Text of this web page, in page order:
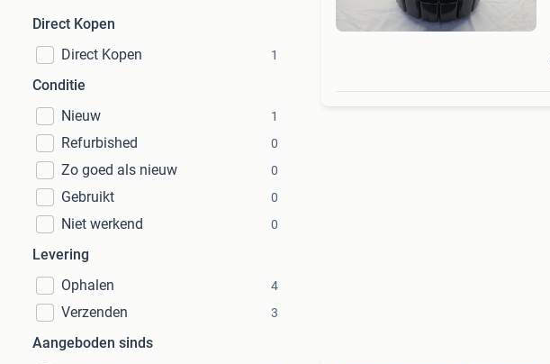
Direct Kopen
Direct Kopen
1
Conditie
Nieuw
1
Refurbished 0
Zo goed als nieuw 0
Gebruikt 0
Niet werkend 0
Levering
Ophalen
4
Verzenden 3
Aangeboden sinds